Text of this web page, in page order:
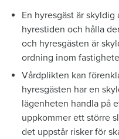
En hyresgäst är
hyrestiden och hålla
och hyresgästen är
ordning inom
Vårdplikten kan
hyresgästen har en
lägenheten handla på
uppkommer ett större
det uppstår risker för